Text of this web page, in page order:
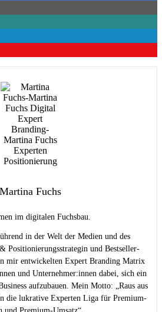
Martina Fuchs
im digitalen Fuchsbau.
in der Welt der Medien und des
Positionierungsstrategin und Bestseller-
mir entwickelten Expert Branding Matrix
und Unternehmer:innen dabei, sich ein
aufzubauen. Mein Motto: „Raus aus
die lukrative Experten Liga für Premium-